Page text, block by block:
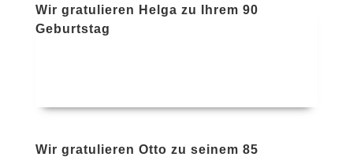
Wir gratulieren Helga zu Ihrem 90
Geburtstag
Wir gratulieren Otto zu seinem 85